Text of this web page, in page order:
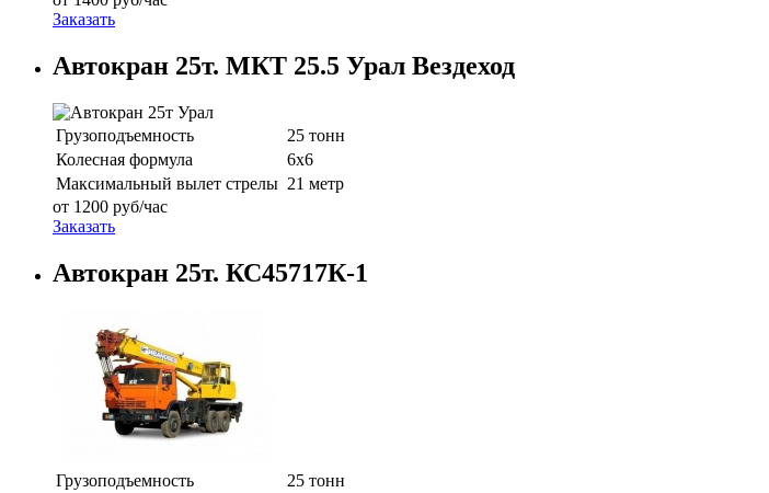
Заказать
Автокран 25т. МКТ 25.5 Урал Вездеход
Грузоподъемность
25 тонн
Колесная формула
6х6
Максимальный вылет стрелы 21 метр
от 1200 руб/час
Заказать
Автокран 25т. КС45717К-1
Грузоподъемность
25 тонн